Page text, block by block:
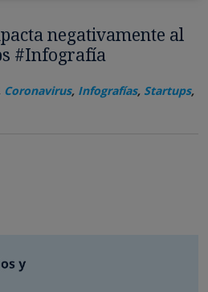
negativamente al
#Infografía
Coronavirus, Infografías, Startups,